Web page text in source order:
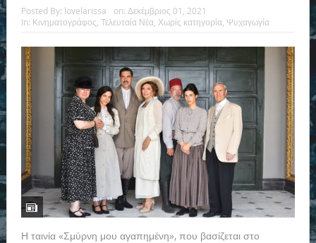
Posted By: lovelarissa on: Δεκέμβριος 01, 2021
In: Κινηματογράφος Τελευταία Νέα Χωρίς κατηγορία Ψυχαγωγία
Η ταινία «Σμύρνη μου αγαπημένη», που βασίζεται στο